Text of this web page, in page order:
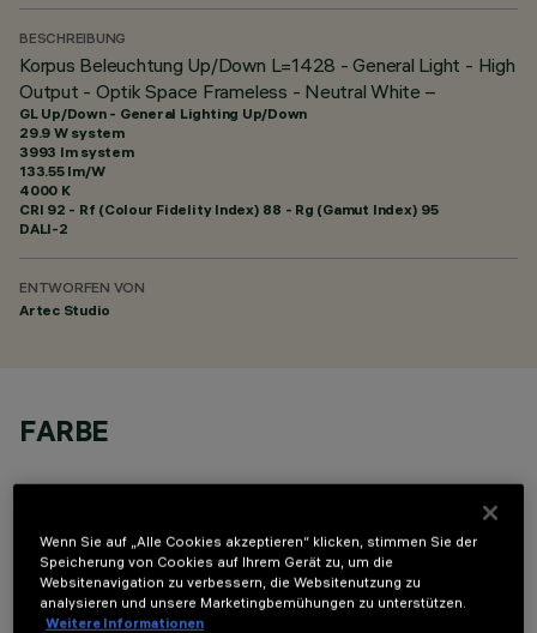
BESCHREIBUNG
Korpus Beleuchtung Up/Down L=1428 - General Light - High
Output - Optik Space Frameless - Neutral White –
GL Up/Down - General Lighting Up/Down
29.9 W system
3993 lm system
133.55 lm/W
4000 K
CRI 92 - Rf (Colour Fidelity Index) 88 - Rg (Gamut Index) 95
DALI-2
ENTWORFEN VON
Artec Studio
FARBE
TECHNISCHE DATEN
Wenn Sie auf „Alle Cookies akzeptieren“ klicken, stimmen Sie der
Speicherung von Cookies auf Ihrem Gerät zu, um die
Websitenavigation zu verbessern, die Websitenutzung zu
analysieren und unsere Marketingbemühungen zu unterstützen.
Weitere Informationen